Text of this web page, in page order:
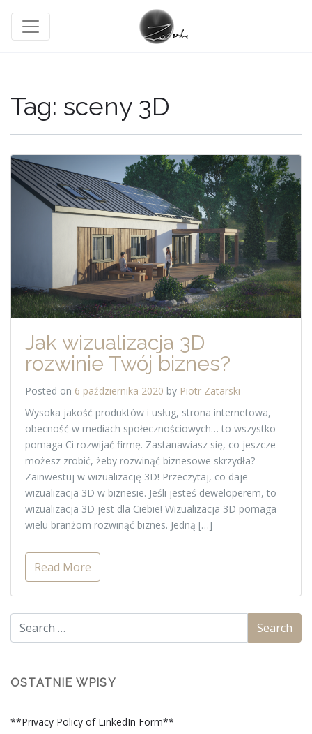
Tag: sceny 3D
Jak wizualizacja 3D
rozwinie Twój biznes?
Posted on 6 października 2020 by Piotr Zatarski
Wysoka jakość produktów i usług, strona internetowa,
obecność w mediach społecznościowych… to wszystko
pomaga Ci rozwijać firmę. Zastanawiasz się, co jeszcze
możesz zrobić, żeby rozwinąć biznesowe skrzydła?
Zainwestuj w wizualizację 3D! Przeczytaj, co daje
wizualizacja 3D w biznesie. Jeśli jesteś deweloperem, to
wizualizacja 3D jest dla Ciebie! Wizualizacja 3D pomaga
wielu branżom rozwinąć biznes. Jedną […]
Read More
OSTATNIE WPISY
**Privacy Policy of LinkedIn Form**